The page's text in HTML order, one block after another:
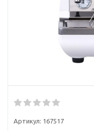
Артикул: 167517